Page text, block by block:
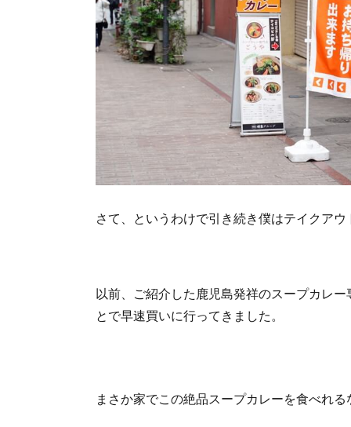
さて、というわけで引き続き僕はテイクア
以前、ご紹介した鹿児島発祥のスープカレー
とで早速買いに行ってきました。
まさか家でこの絶品スープカレーを食べれる